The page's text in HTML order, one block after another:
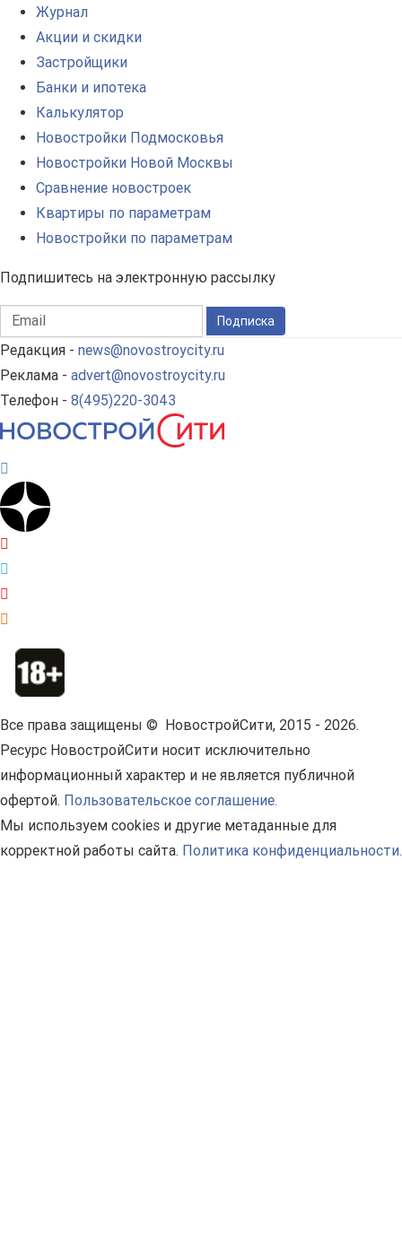
Журнал
Акции и скидки
Застройщики
Банки и ипотека
Калькулятор
Новостройки Подмосковья
Новостройки Новой Москвы
Сравнение новостроек
Квартиры по параметрам
Новостройки по параметрам
Подпишитесь на электронную рассылку
Подписка
Редакция - news@novostroycity.ru
Реклама - advert@novostroycity.ru
Телефон - 8(495)220-3043
Все права защищены © НовостройСити, 2015 - 2026.
Ресурс НовостройСити носит исключительно
информационный характер и не является публичной
офертой. Пользовательское соглашение.
Мы используем cookies и другие метаданные для
корректной работы сайта. Политика конфиденциальности.